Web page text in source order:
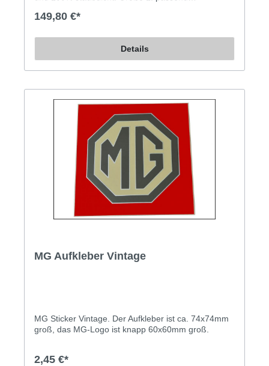
Länge, wie z.B. MGA, MGB, MGC, MX5, Austin-
andere. Maße: 410x155x125cm. Farben: rot, grün,
149,80 €*
Details
MG Aufkleber Vintage
MG Sticker Vintage. Der Aufkleber ist ca. 74x74mm
groß, das MG-Logo ist knapp 60x60mm groß.
2,45 €*